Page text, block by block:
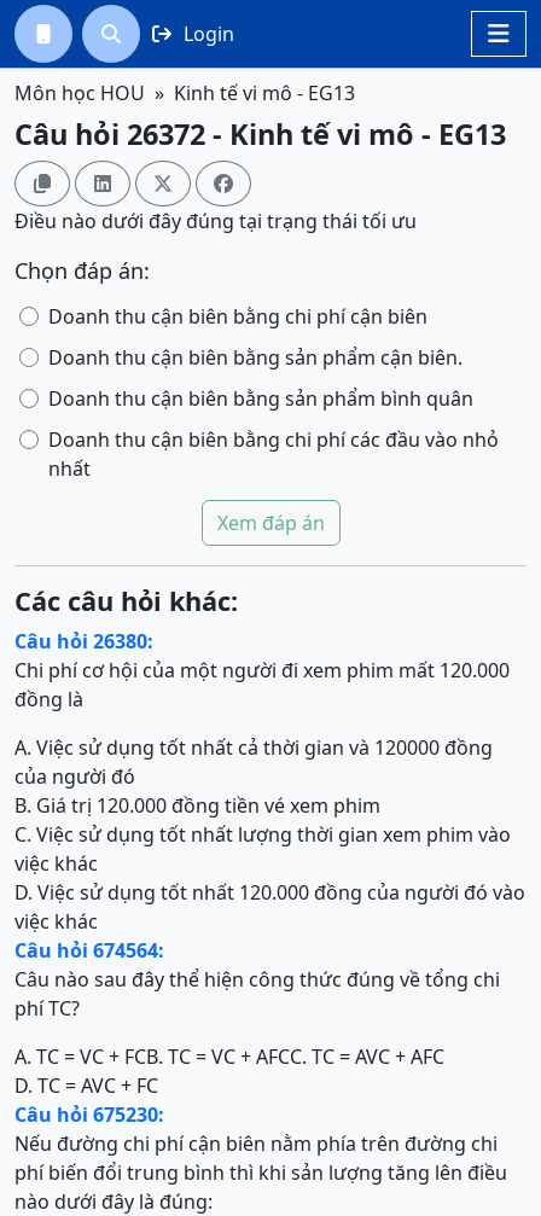

  Login
Môn học HOU Kinh tế vi mô - EG13
Câu hỏi 26372 - Kinh tế vi mô - EG13
   
Điều nào dưới đây đúng tại trạng thái tối ưu
Chọn đáp án:
Doanh thu cận biên bằng chi phí cận biên
Doanh thu cận biên bằng sản phẩm cận biên.
Doanh thu cận biên bằng sản phẩm bình quân
Doanh thu cận biên bằng chi phí các đầu vào nhỏ
nhất
Xem đáp án
Các câu hỏi khác:
Câu hỏi 26380:
Chi phí cơ hội của một người đi xem phim mất 120.000
đồng là
A. Việc sử dụng tốt nhất cả thời gian và 120000 đồng
của người đó
B. Giá trị 120.000 đồng tiền vé xem phim
C. Việc sử dụng tốt nhất lượng thời gian xem phim vào
việc khác
D. Việc sử dụng tốt nhất 120.000 đồng của người đó vào
việc khác
Câu hỏi 674564:
Câu nào sau đây thể hiện công thức đúng về tổng chi
phí TC?
A. TC = VC + FCB. TC = VC + AFCC. TC = AVC + AFC
D. TC = AVC + FC
Câu hỏi 675230:
Nếu đường chi phí cận biên nằm phía trên đường chi
phí biến đổi trung bình thì khi sản lượng tăng lên điều
nào dưới đây là đúng: